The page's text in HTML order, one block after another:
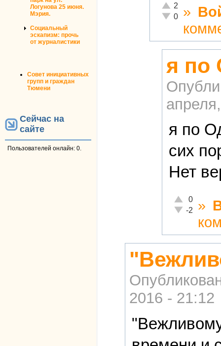
Логунова 25 июня.
Мэрия.
Социальный
эскапизм: прочь
от журналистики
Совет инициативных
групп и граждан
Тюмени
Сейчас на
сайте
Пользователей онлайн: 0.
Отлично!
2
Неадекватно!
0 »
я по
я по
сих
Нет
Отлично!
0
Неадекватно!
-2 »
2016 - 21:12